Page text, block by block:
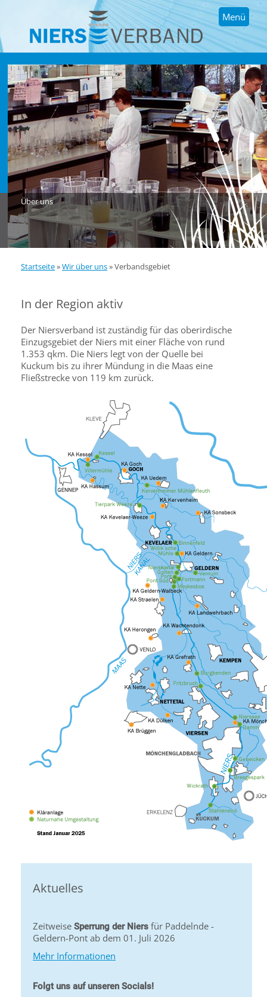
Menü
Über uns
Startseite»Wir über uns»Verbandsgebiet
In der Region aktiv
Der Niersverband ist zuständig für das oberirdische
Einzugsgebiet der Niers mit einer Fläche von rund
1.353 qkm. Die Niers legt von der Quelle bei
Kuckum bis zu ihrer Mündung in die Maas eine
Fließstrecke von 119 km zurück.
Aktuelles
Zeitweise Sperrung der Niers für Paddelnde -
Geldern-Pont ab dem 01. Juli 2026
Mehr Informationen
Folgt uns auf unseren Socials!